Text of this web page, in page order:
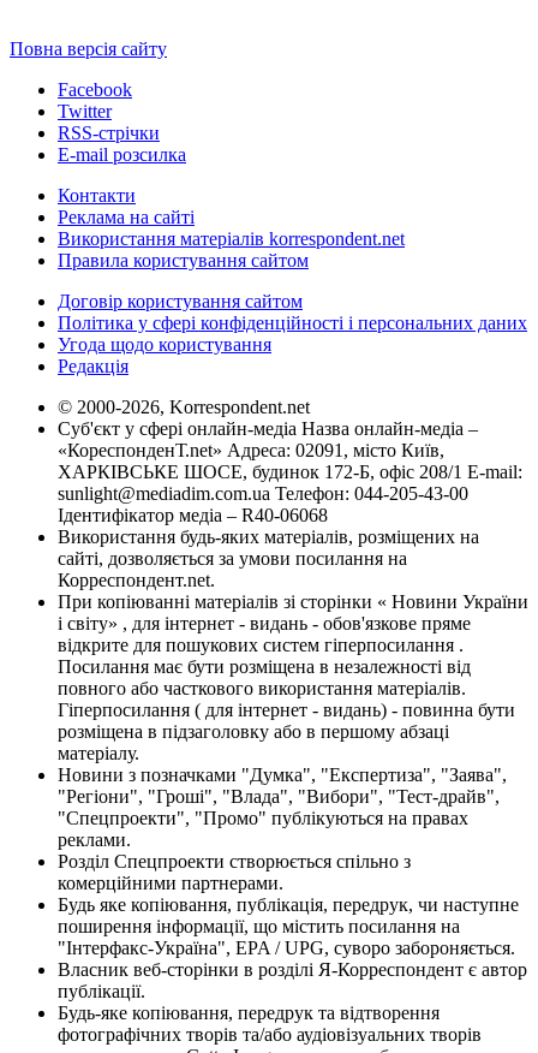
Повна версія сайту
Facebook
Twitter
RSS-стрічки
E-mail розсилка
Контакти
Реклама на сайті
Використання матеріалів korrespondent.net
Правила користування сайтом
Договір користування сайтом
Політика у сфері конфіденційності і персональних даних
Угода щодо користування
Редакція
© 2000-2026, Korrespondent.net
Суб'єкт у сфері онлайн-медіа Назва онлайн-медіа –
«КореспонденТ.net» Адреса: 02091, місто Київ,
ХАРКІВСЬКЕ ШОСЕ, будинок 172-Б, офіс 208/1 E-mail:
sunlight@mediadim.com.ua Телефон: 044-205-43-00
Ідентифікатор медіа – R40-06068
Використання будь-яких матеріалів, розміщених на
сайті, дозволяється за умови посилання на
Корреспондент.net.
При копіюванні матеріалів зі сторінки « Новини України
і світу» , для інтернет - видань - обов'язкове пряме
відкрите для пошукових систем гіперпосилання .
Посилання має бути розміщена в незалежності від
повного або часткового використання матеріалів.
Гіперпосилання ( для інтернет - видань) - повинна бути
розміщена в підзаголовку або в першому абзаці
матеріалу.
Новини з позначками "Думка", "Експертиза", "Заява",
"Регіони", "Гроші", "Влада", "Вибори", "Тест-драйв",
"Спецпроекти", "Промо" публікуються на правах
реклами.
Розділ Спецпроекти створюється спільно з
комерційними партнерами.
Будь яке копіювання, публікація, передрук, чи наступне
поширення інформації, що містить посилання на
"Інтерфакс-Україна", EPA / UPG, суворо забороняється.
Власник веб-сторінки в розділі Я-Корреспондент є автор
публікації.
Будь-яке копіювання, передрук та відтворення
фотографічних творів та/або аудіовізуальних творів